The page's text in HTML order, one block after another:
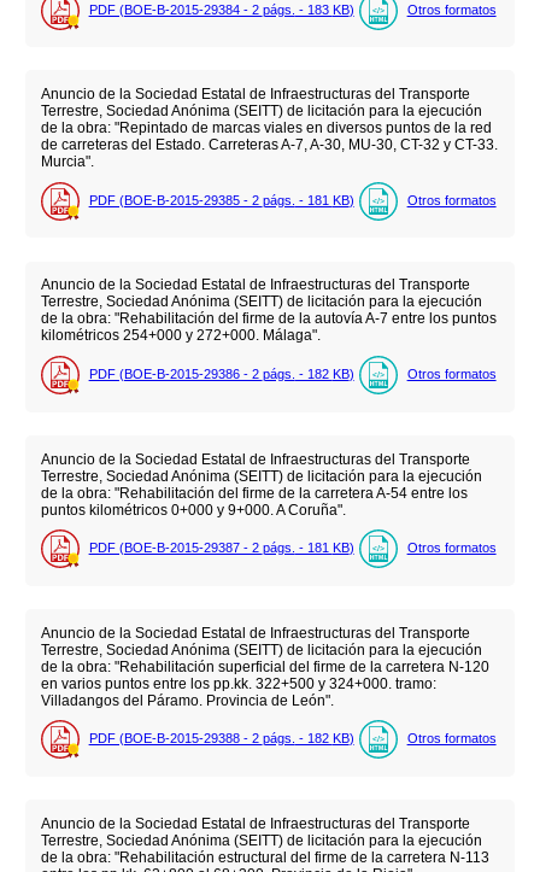
PDF (BOE-B-2015-29384 - 2 págs. - 183 KB) Otros formatos
Anuncio de la Sociedad Estatal de Infraestructuras del Transporte
Terrestre, Sociedad Anónima (SEITT) de licitación para la ejecución
de la obra: "Repintado de marcas viales en diversos puntos de la red
de carreteras del Estado. Carreteras A-7, A-30, MU-30, CT-32 y CT-33.
Murcia".
PDF (BOE-B-2015-29385 - 2 págs. - 181 KB) Otros formatos
Anuncio de la Sociedad Estatal de Infraestructuras del Transporte
Terrestre, Sociedad Anónima (SEITT) de licitación para la ejecución
de la obra: "Rehabilitación del firme de la autovía A-7 entre los puntos
kilométricos 254+000 y 272+000. Málaga".
PDF (BOE-B-2015-29386 - 2 págs. - 182 KB) Otros formatos
Anuncio de la Sociedad Estatal de Infraestructuras del Transporte
Terrestre, Sociedad Anónima (SEITT) de licitación para la ejecución
de la obra: "Rehabilitación del firme de la carretera A-54 entre los
puntos kilométricos 0+000 y 9+000. A Coruña".
PDF (BOE-B-2015-29387 - 2 págs. - 181 KB) Otros formatos
Anuncio de la Sociedad Estatal de Infraestructuras del Transporte
Terrestre, Sociedad Anónima (SEITT) de licitación para la ejecución
de la obra: "Rehabilitación superficial del firme de la carretera N-120
en varios puntos entre los pp.kk. 322+500 y 324+000. tramo:
Villadangos del Páramo. Provincia de León".
PDF (BOE-B-2015-29388 - 2 págs. - 182 KB) Otros formatos
Anuncio de la Sociedad Estatal de Infraestructuras del Transporte
Terrestre, Sociedad Anónima (SEITT) de licitación para la ejecución
de la obra: "Rehabilitación estructural del firme de la carretera N-113